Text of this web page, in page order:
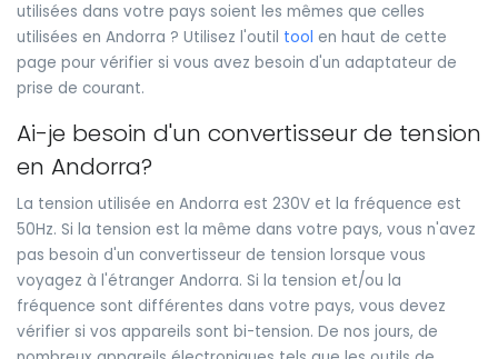
utilisées dans votre pays soient les mêmes que celles
utilisées en Andorra ? Utilisez l'outil tool en haut de cette
page pour vérifier si vous avez besoin d'un adaptateur de
prise de courant.
Ai-je besoin d'un convertisseur de tension
en Andorra?
La tension utilisée en Andorra est 230V et la fréquence est
50Hz. Si la tension est la même dans votre pays, vous n'avez
pas besoin d'un convertisseur de tension lorsque vous
voyagez à l'étranger Andorra. Si la tension et/ou la
fréquence sont différentes dans votre pays, vous devez
vérifier si vos appareils sont bi-tension. De nos jours, de